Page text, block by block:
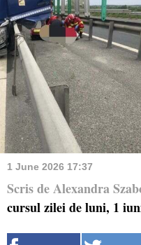
1 June 2026 17:37
Scris de Alexandra
cursul zilei de luni, 1